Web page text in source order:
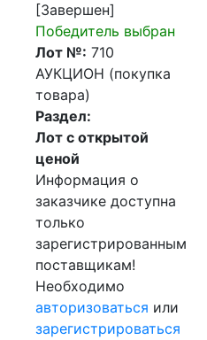
[Завершен]
Победитель выбран
Лот №: 710
АУКЦИОН (покупка
товара)
Раздел:
Лот с открытой
ценой
Информация о
заказчике доступна
только
зарегистрированным
поставщикам!
Необходимо
авторизоваться или
зарегистрироваться